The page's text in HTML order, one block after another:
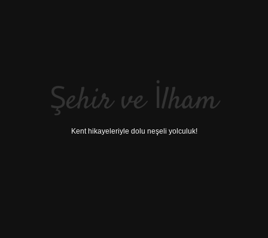
Şehir ve İlham
Kent hikayeleriyle dolu neşeli yolculuk!